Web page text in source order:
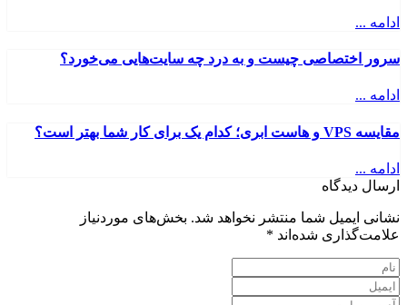
ادامه ...
سرور اختصاصی چیست و به درد چه سایت‌هایی می‌خورد؟
ادامه ...
مقایسه VPS و هاست ابری؛ کدام یک برای کار شما بهتر است؟
ادامه ...
ارسال دیدگاه
نشانی ایمیل شما منتشر نخواهد شد. بخش‌های موردنیاز
علامت‌گذاری شده‌اند *